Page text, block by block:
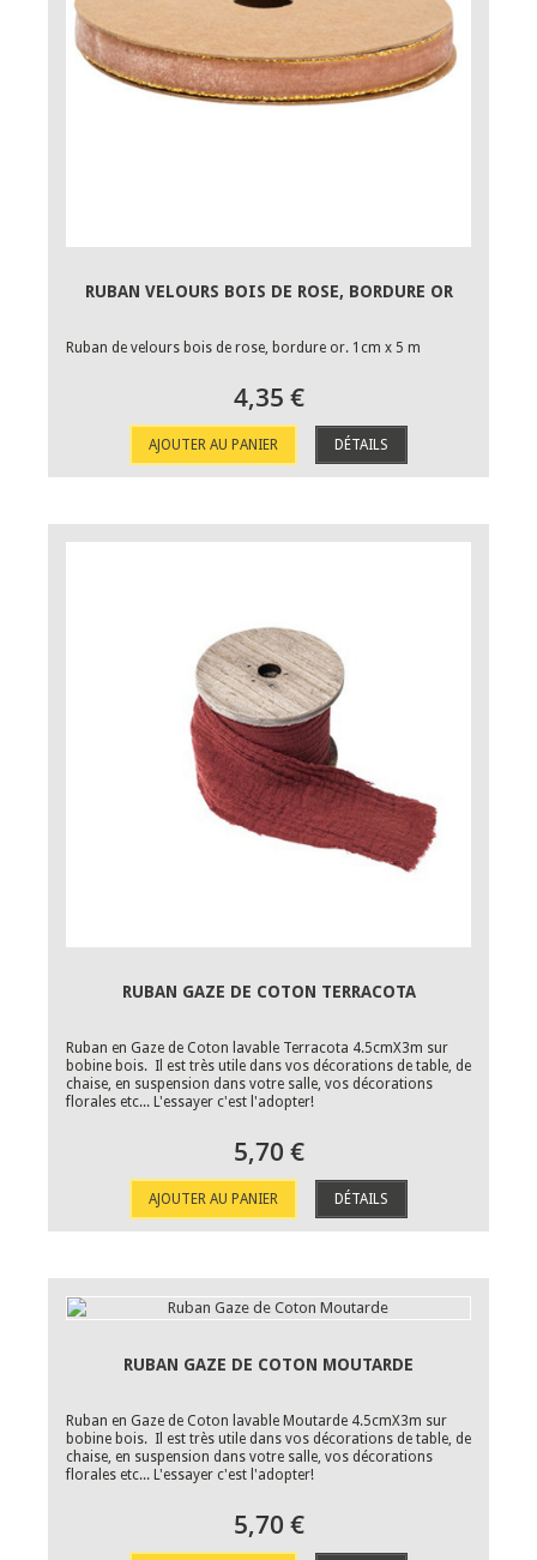
RUBAN VELOURS BOIS DE ROSE, BORDURE OR
Ruban de velours bois de rose, bordure or. 1cm x 5 m
4,35 €
AJOUTER AU PANIER DÉTAILS
RUBAN GAZE DE COTON TERRACOTA
Ruban en Gaze de Coton lavable Terracota 4.5cmX3m sur
bobine bois. Il est très utile dans vos décorations de table, de
chaise, en suspension dans votre salle, vos décorations
florales etc... L'essayer c'est l'adopter!
5,70 €
AJOUTER AU PANIER DÉTAILS
RUBAN GAZE DE COTON MOUTARDE
Ruban en Gaze de Coton lavable Moutarde 4.5cmX3m sur
bobine bois. Il est très utile dans vos décorations de table, de
chaise, en suspension dans votre salle, vos décorations
florales etc... L'essayer c'est l'adopter!
5,70 €